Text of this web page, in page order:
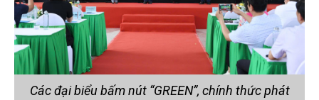
Các đại biểu bấm nút “GREEN”, chính thức phát